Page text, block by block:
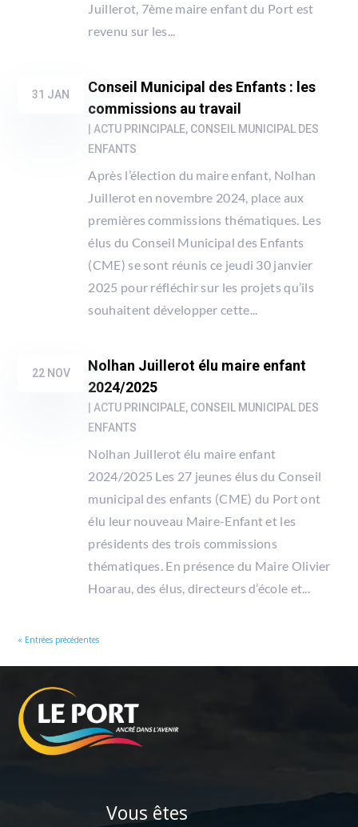
Juillerot, 7ème maire enfant du Port est
revenu sur les...
Conseil Municipal des Enfants : les
commissions au travail
31 JAN
|ACTU PRINCIPALE, CONSEIL MUNICIPAL DES
ENFANTS
Après l’élection du maire enfant, Nolhan
Juillerot en novembre 2024, place aux
premières commissions thématiques. Les
élus du Conseil Municipal des Enfants
(CME) se sont réunis ce jeudi 30 janvier
2025 pour réfléchir sur les projets qu’ils
souhaitent développer cette...
Nolhan Juillerot élu maire enfant
2024/2025
22 NOV
|ACTU PRINCIPALE, CONSEIL MUNICIPAL DES
ENFANTS
Nolhan Juillerot élu maire enfant
2024/2025 Les 27 jeunes élus du Conseil
municipal des enfants (CME) du Port ont
élu leur nouveau Maire-Enfant et les
présidents des trois commissions
thématiques. En présence du Maire Olivier
Hoarau, des élus, directeurs d’école et...
« Entrées précédentes
Vous êtes